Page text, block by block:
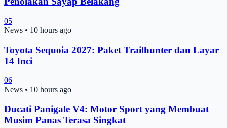
05
News • 10 hours ago
Toyota Sequoia 2027: Paket Trailhunter dan Layar
14 Inci
06
News • 10 hours ago
Ducati Panigale V4: Motor Sport yang Membuat
Musim Panas Terasa Singkat